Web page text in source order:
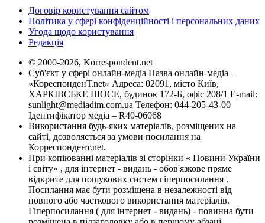
Договір користування сайтом
Політика у сфері конфіденційності і персональних даних
Угода щодо користування
Редакція
© 2000-2026, Korrespondent.net
Суб'єкт у сфері онлайн-медіа Назва онлайн-медіа –
«КореспонденТ.net» Адреса: 02091, місто Київ,
ХАРКІВСЬКЕ ШОСЕ, будинок 172-Б, офіс 208/1 E-mail:
sunlight@mediadim.com.ua Телефон: 044-205-43-00
Ідентифікатор медіа – R40-06068
Використання будь-яких матеріалів, розміщених на
сайті, дозволяється за умови посилання на
Корреспондент.net.
При копіюванні матеріалів зі сторінки « Новини України
і світу» , для інтернет - видань - обов'язкове пряме
відкрите для пошукових систем гіперпосилання .
Посилання має бути розміщена в незалежності від
повного або часткового використання матеріалів.
Гіперпосилання ( для інтернет - видань) - повинна бути